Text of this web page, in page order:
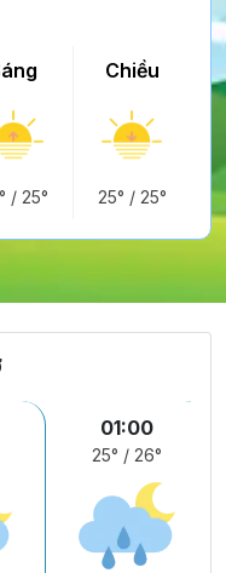
/25°
Chiều
25° / 25°
01:00
25° / 26°